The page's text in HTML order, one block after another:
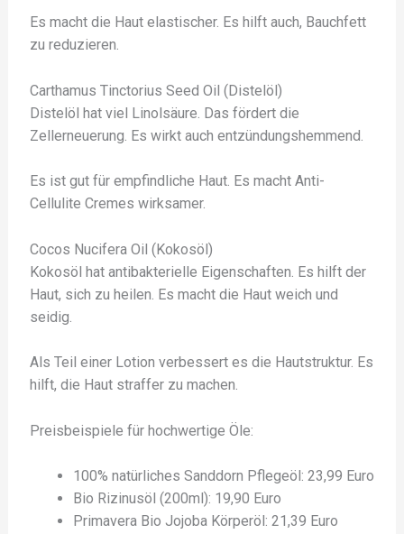
Es macht die Haut elastischer. Es hilft auch, Bauchfett
zu reduzieren.
Carthamus Tinctorius Seed Oil (Distelöl)
Distelöl hat viel Linolsäure. Das fördert die
Zellerneuerung. Es wirkt auch entzündungshemmend.
Es ist gut für empfindliche Haut. Es macht Anti-
Cellulite Cremes wirksamer.
Cocos Nucifera Oil (Kokosöl)
Kokosöl hat antibakterielle Eigenschaften. Es hilft der
Haut, sich zu heilen. Es macht die Haut weich und
seidig.
Als Teil einer Lotion verbessert es die Hautstruktur. Es
hilft, die Haut straffer zu machen.
Preisbeispiele für hochwertige Öle:
100% natürliches Sanddorn Pflegeöl: 23,99 Euro
Bio Rizinusöl (200ml): 19,90 Euro
Primavera Bio Jojoba Körperöl: 21,39 Euro